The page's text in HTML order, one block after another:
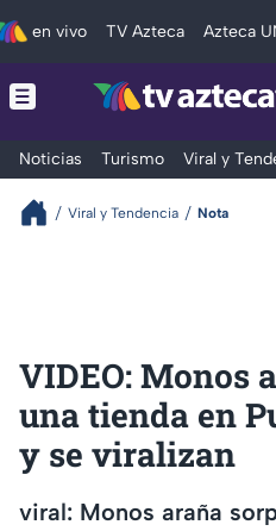
en vivo TV Azteca Azteca
Noticias Turismo Viral y
Viral y Tendencia Nota
VIDEO: Monos
una tienda en
y se viralizan
viral: Monos araña